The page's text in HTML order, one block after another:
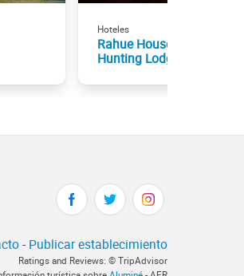
Hoteles
Rahue House Fishing &
Hunting Lodge
- Publicar establecimiento
Ratings and Reviews: © TripAdvisor